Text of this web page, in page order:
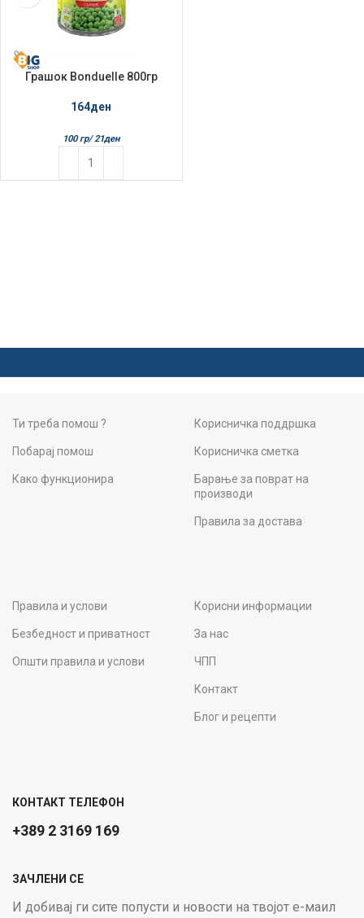
Грашок Bonduelle 800гр
164ден
100 гр/ 21ден
Ти треба помош ?
Побарај помош
Како функционира
Корисничка поддршка
Корисничка сметка
Барање за поврат на
производи
Правила за достава
Правила и услови
Безбедност и приватност
Општи правила и услови
Корисни информации
За нас
ЧПП
Контакт
Блог и рецепти
КОНТАКТ ТЕЛЕФОН
+389 2 3169 169
ЗАЧЛЕНИ СЕ
И добивај ги сите попусти и новости на твојот е-маил